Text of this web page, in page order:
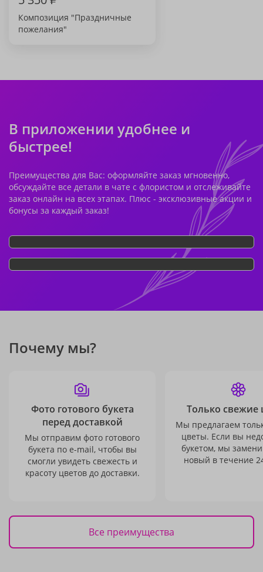
Композиция "Праздничные
пожелания"
В приложении удобнее и
быстрее!
Преимущества для Вас: оформляйте заказ мгновенно,
обсуждайте все детали в чате с флористом и отслеживайте
заказ онлайн на всех этапах. Плюс - эксклюзивные акции и
бонусы за каждый заказ!
Почему мы?
Фото готового букета
перед доставкой
Мы отправим фото готового
букета по e-mail, чтобы вы
смогли увидеть свежесть и
красоту цветов до доставки.
Только свежие
Мы предлагаем
цветы. Если вы
букетом, мы
новый в течение
Все преимущества